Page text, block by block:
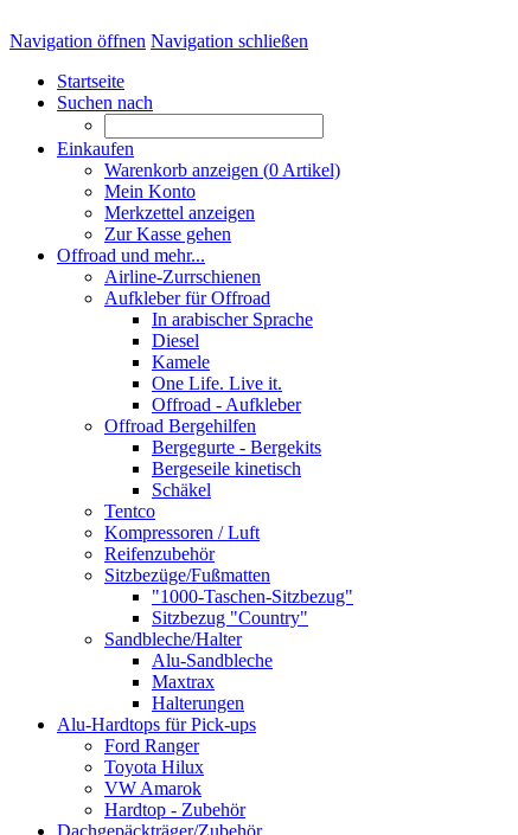
Navigation öffnen Navigation schließen
Startseite
Suchen nach
Einkaufen
Warenkorb anzeigen (0 Artikel)
Mein Konto
Merkzettel anzeigen
Zur Kasse gehen
Offroad und mehr...
Airline-Zurrschienen
Aufkleber für Offroad
In arabischer Sprache
Diesel
Kamele
One Life. Live it.
Offroad - Aufkleber
Offroad Bergehilfen
Bergegurte - Bergekits
Bergeseile kinetisch
Schäkel
Tentco
Kompressoren / Luft
Reifenzubehör
Sitzbezüge/Fußmatten
"1000-Taschen-Sitzbezug"
Sitzbezug "Country"
Sandbleche/Halter
Alu-Sandbleche
Maxtrax
Halterungen
Alu-Hardtops für Pick-ups
Ford Ranger
Toyota Hilux
VW Amarok
Hardtop - Zubehör
Dachgepäckträger/Zubehör